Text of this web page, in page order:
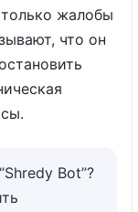
жалобы
что он
Bot”?